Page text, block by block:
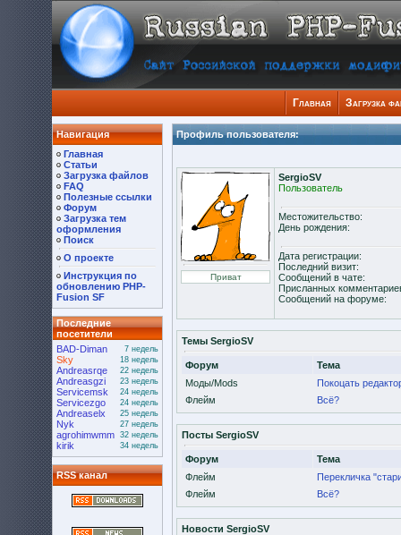
Главная Загрузка
Навигация
Главная
Статьи
Загрузка файлов
FAQ
Полезные ссылки
Форум
Загрузка тем
оформления
Поиск
О проекте
Инструкция по
обновлению PHP-
Fusion SF
Последние
посетители
BAD-Diman
7 недель
Sky 18 недель
Andreasrqe 22 недель
Andreasgzi 23 недель
Servicemsk 24 недель
Servicezgo 24 недель
Andreaselx 25 недель
Nyk 27 недель
agrohimwmm 32 недель
kirik 34 недель
RSS канал
Профиль пользователя:
SergioSV
Пользователь
Местожительство:
День рождения:
Дата регистрации:
Последний визит:
Сообщений в чате:
Присланных
Сообщений на форуме:
Темы SergioSV
Форум
Тема
Моды/Mods
Покоцать
Флейм
Всё?
Посты SergioSV
Форум
Тема
Флейм
Перекличка
Флейм
Всё?
Новости SergioSV